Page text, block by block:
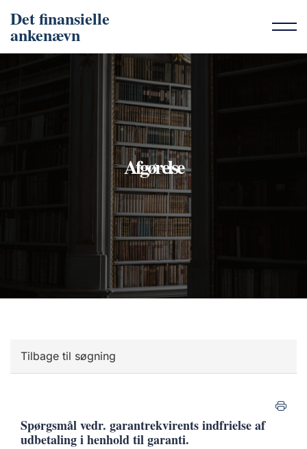
Det finansielle
ankenævn
Afgørelse
Tilbage til søgning
Spørgsmål vedr. garantrekvirents indfrielse af
udbetaling i henhold til garanti.